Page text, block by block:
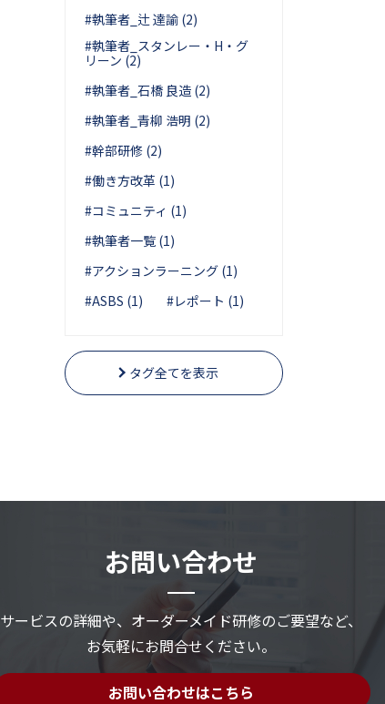
#執筆者_辻 達諭 (2)
#執筆者_スタンレー・H・グ
リーン (2)
#執筆者_石橋 良造 (2)
#執筆者_青柳 浩明 (2)
#幹部研修 (2)
#働き方改革 (1)
#コミュニティ (1)
#執筆者一覧 (1)
#アクションラーニング (1)
#ASBS (1)
#レポート (1)
タグ全てを表示
お問い合わせ
サービスの詳細や、 オーダーメイド研修のご要望など、
お気軽にお問合せください。
お問い合わせはこちら